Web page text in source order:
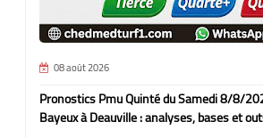
08 août 2026
Pronostics Pmu Quinté du Samedi 8/8/
Bayeux à Deauville : analyses, bases et